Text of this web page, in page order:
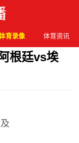
育录像 体育资讯
根廷vs埃